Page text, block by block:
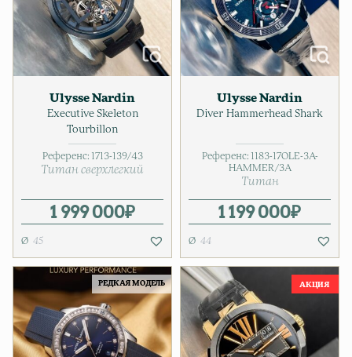
Ulysse Nardin
Executive Skeleton
Tourbillon
Референс: 1713-139/43
Титан сверхлегкий
1 999 000₽
45
Ulysse Nardin
Diver Hammerhead Shark
Референс: 1183-17OLE-3A-
HAMMER/3A
Титан
1 199 000₽
44
РЕДКАЯ МОДЕЛЬ